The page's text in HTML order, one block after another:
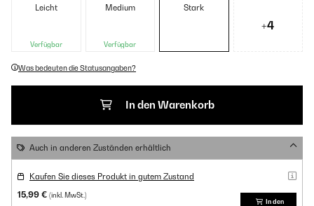
Leicht
Verfügbar
Medium
Verfügbar
Stark
+4
Was bedeuten die Statusangaben?
In den Warenkorb
Auch in anderen Zuständen erhältlich
Kaufen Sie dieses Produkt in gutem Zustand
15,99 € (inkl. MwSt.)
In den